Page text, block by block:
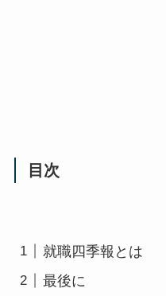
目次
就職四季報とは
最後に